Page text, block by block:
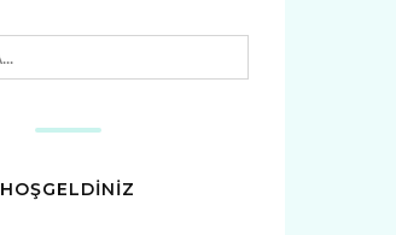
HOŞGELDİNİZ